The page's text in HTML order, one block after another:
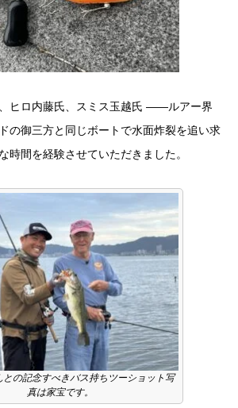
ヒロ内藤氏、スミス玉越氏 ——ルアー界
の御三方と同じボートで水面炸裂を追い求
時間を経験させていただきました。
との記念すべきバス持ちツーショット写
真は家宝です。